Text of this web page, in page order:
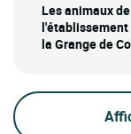
Les animaux
l'établissement
la Grange de